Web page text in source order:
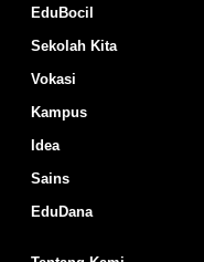
EduBocil
Sekolah Kita
Vokasi
Kampus
Idea
Sains
EduDana